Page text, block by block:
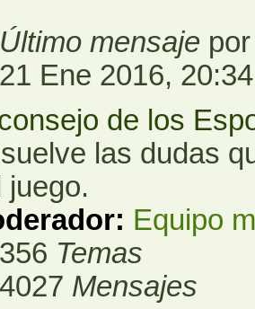
Último mensaje
21 Ene 2016, 20:34
de los
las dudas
juego.
Equipo
356 Temas
4027 Mensajes